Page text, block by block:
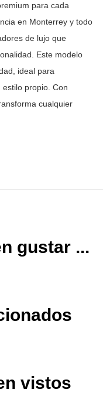
para cada
en Monterrey y todo
de lujo que
Este modelo
ideal para
propio. Con
cualquier
gustar ...
vistos